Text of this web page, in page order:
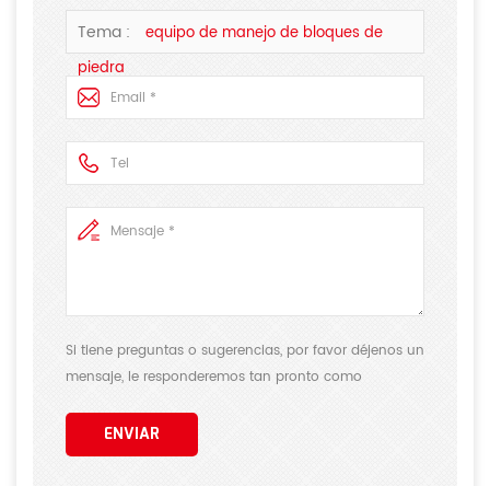
sugerencias, responderemos sus preguntas lo antes
posible. Gracias por su atención.
Tema :
equipo de manejo de bloques de
piedra
Si tiene preguntas o sugerencias, por favor déjenos un
mensaje, le responderemos tan pronto como
ENVIAR